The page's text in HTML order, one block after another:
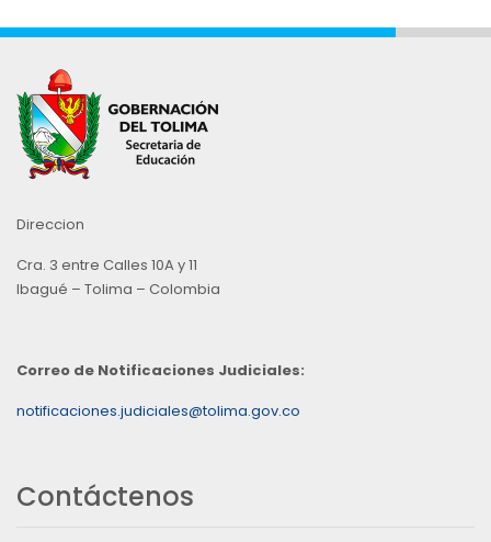
Direccion
Cra. 3 entre Calles 10A y 11
Ibagué – Tolima – Colombia
Correo de Notificaciones Judiciales:
notificaciones.judiciales@tolima.gov.co
Contáctenos